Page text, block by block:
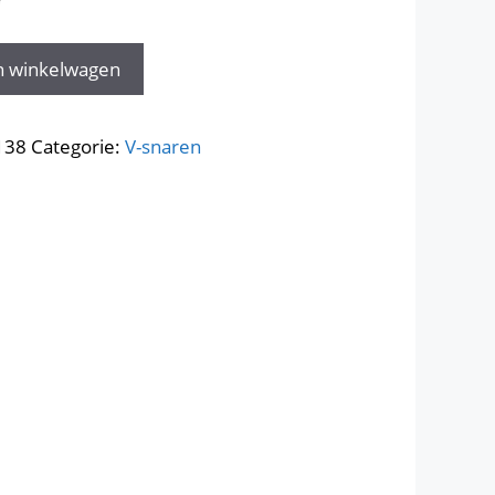
winkelwagen
Categorie:V-snaren